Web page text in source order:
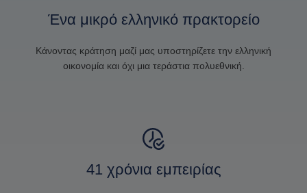
Ένα μικρό ελληνικό πρακτορείο
Κάνοντας κράτηση μαζί μας υποστηρίζετε την ελληνική
οικονομία και όχι μια τεράστια πολυεθνική.
41 χρόνια εμπειρίας